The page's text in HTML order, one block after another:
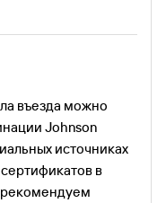
въезда можно
Johnson
источниках
в